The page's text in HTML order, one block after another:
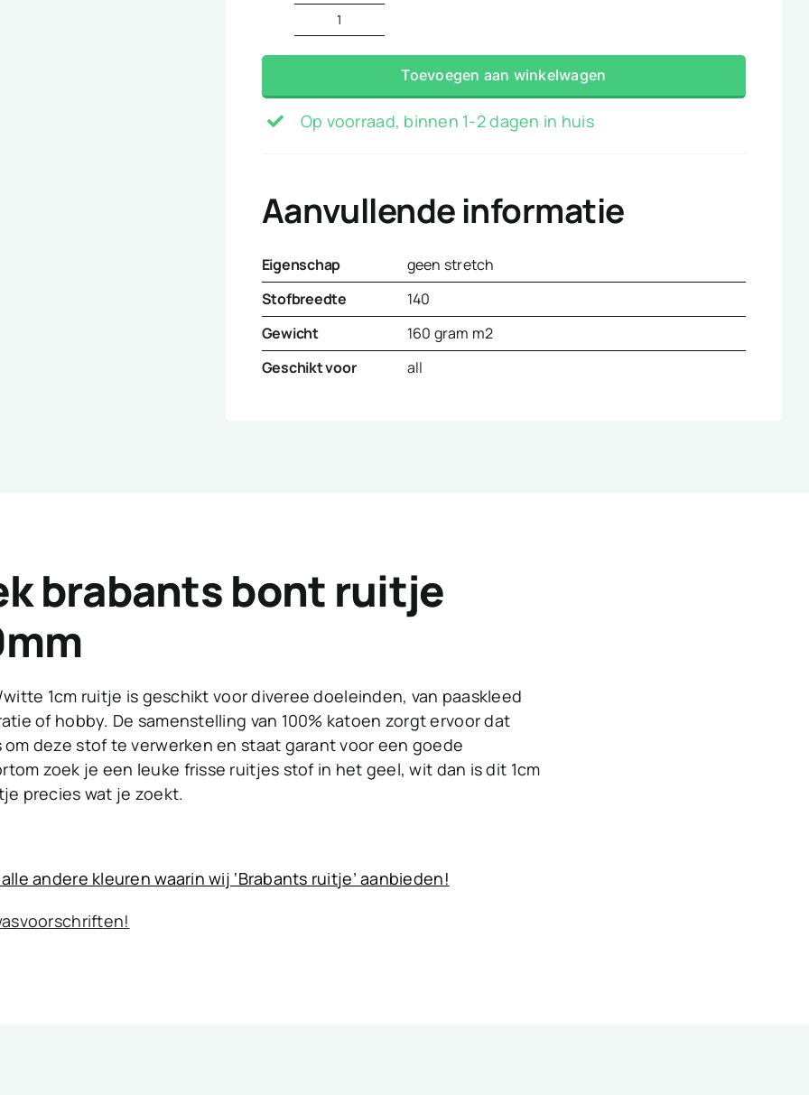
brabants
bont
geel
10mm
Toevoegen aan winkelwagen
Op voorraad, binnen 1-2 dagen in huis
Aanvullende informatie
Eigenschap
geen stretch
Stofbreedte
140
Gewicht
160 gram m2
Geschikt voor
all
brabants bont ruitje
1cm ruitje is geschikt voor diveree doeleinden, van paaskleed
of hobby. De samenstelling van 100% katoen zorgt ervoor dat
om deze stof te verwerken en staat garant voor een goede
zoek je een leuke frisse ruitjes stof in het geel, wit dan is dit 1cm
precies wat je zoekt.
andere kleuren waarin wij ‘Brabants ruitje’ aanbieden!